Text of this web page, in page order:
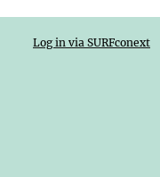
Log in via SURFconext